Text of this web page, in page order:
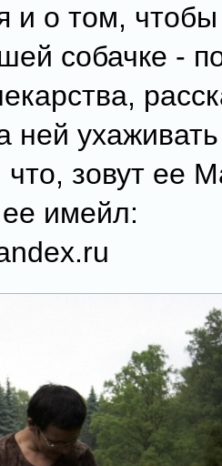
и о том,
собачке -
ней
зовут ее
имейл: